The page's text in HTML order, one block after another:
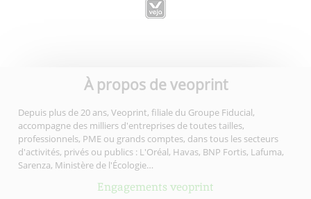
À propos de veoprint
Depuis plus de 20 ans, Veoprint, filiale du Groupe Fiducial,
accompagne des milliers d'entreprises de toutes tailles,
professionnels, PME ou grands comptes, dans tous les secteurs
d'activités, privés ou publics : L'Oréal, Havas, BNP Fortis, Lafuma,
Sarenza, Ministère de l'Écologie…
Engagements veoprint